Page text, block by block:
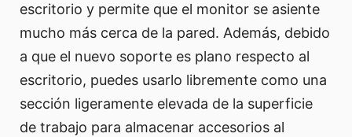
escritorio y permite que el monitor se asiente
mucho más cerca de la pared. Además, debido
a que el nuevo soporte es plano respecto al
escritorio, puedes usarlo libremente como una
sección ligeramente elevada de la superficie
de trabajo para almacenar accesorios al